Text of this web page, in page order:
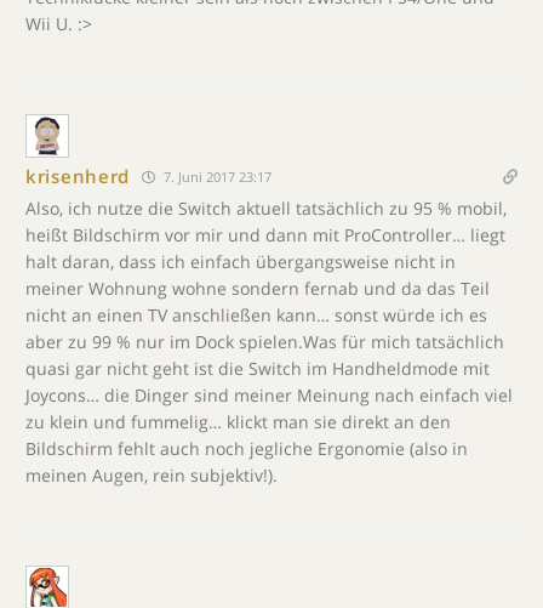
Wii U. :>
krisenherd 7. Juni 2017 23:17
Also, ich nutze die Switch aktuell tatsächlich zu 95 % mobil,
heißt Bildschirm vor mir und dann mit ProController… liegt
halt daran, dass ich einfach übergangsweise nicht in
meiner Wohnung wohne sondern fernab und da das Teil
nicht an einen TV anschließen kann… sonst würde ich es
aber zu 99 % nur im Dock spielen.Was für mich tatsächlich
quasi gar nicht geht ist die Switch im Handheldmode mit
Joycons… die Dinger sind meiner Meinung nach einfach viel
zu klein und fummelig… klickt man sie direkt an den
Bildschirm fehlt auch noch jegliche Ergonomie (also in
meinen Augen, rein subjektiv!).